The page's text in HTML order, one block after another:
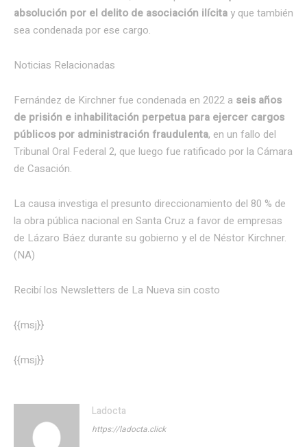
absolución por el delito de asociación ilícitay que también
sea condenada por ese cargo.
Noticias Relacionadas
Fernández de Kirchner fue condenada en 2022 a seis años
de prisión e inhabilitación perpetua para ejercer cargos
públicos por administración fraudulenta, en un fallo del
Tribunal Oral Federal 2, que luego fue ratificado por la Cámara
de Casación.
La causa investiga el presunto direccionamiento del 80 % de
la obra pública nacional en Santa Cruz a favor de empresas
de Lázaro Báez durante su gobierno y el de Néstor Kirchner.
(NA)
Recibí los Newsletters de La Nueva sin costo
{{msj}}
{{msj}}
Ladocta
https://ladocta.click